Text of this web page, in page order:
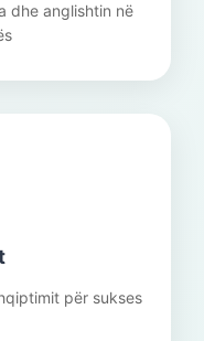
dhe anglishtin në
për sukses